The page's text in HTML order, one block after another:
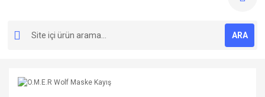
ARA